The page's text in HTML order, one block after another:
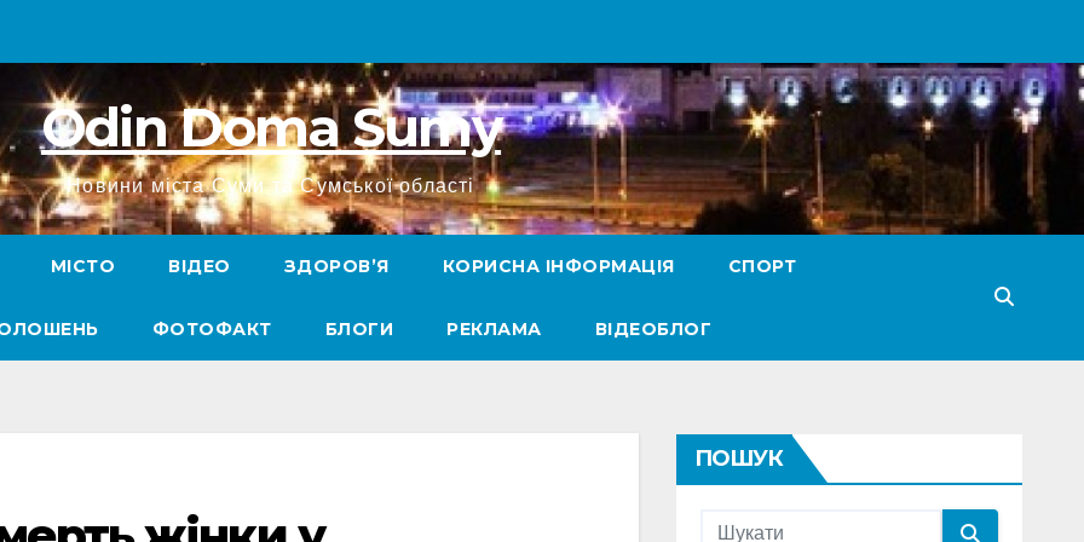
Odin Doma Sumy
Новини міста Суми та Сумської області
МІСТО ВІДЕО ЗДОРОВ’Я КОРИСНА ІНФОРМАЦІЯ СПОРТ
ФОТОФАКТ БЛОГИ РЕКЛАМА ВІДЕОБЛОГ
ПОШУК